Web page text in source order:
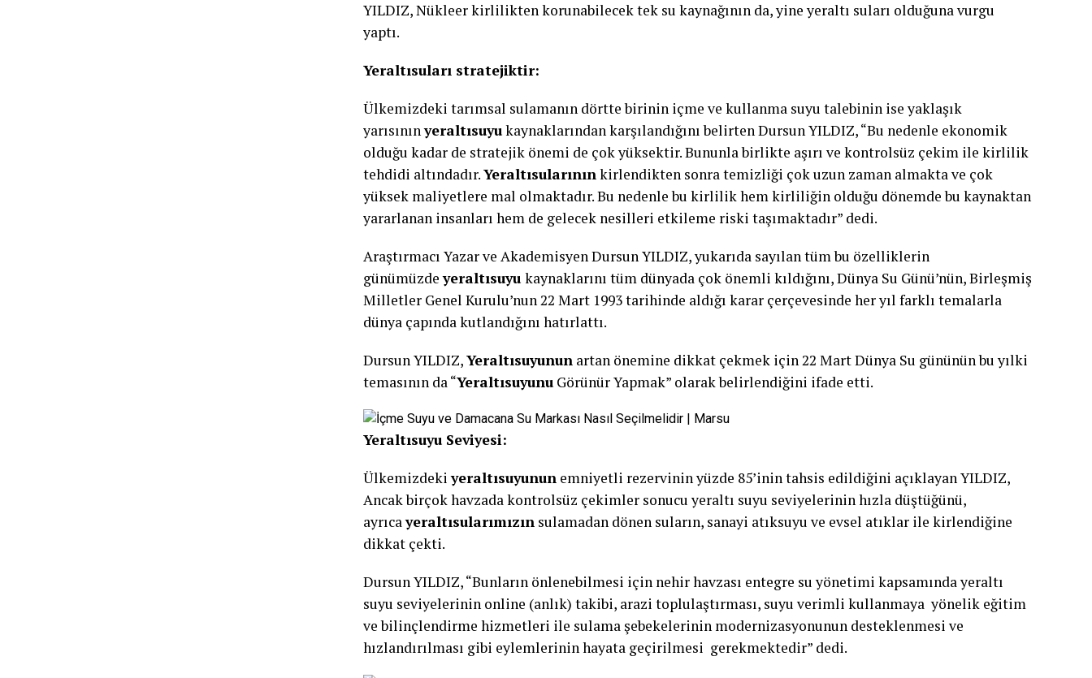
YILDIZ, Nükleer kirlilikten korunabilecek tek su kaynağının da, yine yeraltı suları olduğuna vurgu
yaptı.
Yeraltısuları stratejiktir:
Ülkemizdeki tarımsal sulamanın dörtte birinin içme ve kullanma suyu talebinin ise yaklaşık
yarısınınyeraltısuyukaynaklarından karşılandığını belirten Dursun YILDIZ, “Bu nedenle ekonomik
olduğu kadar de stratejik önemi de çok yüksektir. Bununla birlikte aşırı ve kontrolsüz çekim ile kirlilik
tehdidi altındadır.Yeraltısularınınkirlendikten sonra temizliği çok uzun zaman almakta ve çok
yüksek maliyetlere mal olmaktadır. Bu nedenle bu kirlilik hem kirliliğin olduğu dönemde bu kaynaktan
yararlanan insanları hem de gelecek nesilleri etkileme riski taşımaktadır” dedi.
Araştırmacı Yazar ve Akademisyen Dursun YILDIZ, yukarıda sayılan tüm bu özelliklerin
günümüzdeyeraltısuyu kaynaklarını tüm dünyada çok önemli kıldığını, Dünya Su Günü’nün, Birleşmiş
Milletler Genel Kurulu’nun 22 Mart 1993 tarihinde aldığı karar çerçevesinde her yıl farklı temalarla
dünya çapında kutlandığını hatırlattı.
Dursun YILDIZ,Yeraltısuyunun artan önemine dikkat çekmek için 22 Mart Dünya Su gününün bu yılki
temasının da “Yeraltısuyunu Görünür Yapmak” olarak belirlendiğini ifade etti.
Yeraltısuyu Seviyesi:
Ülkemizdekiyeraltısuyunun emniyetli rezervinin yüzde 85’inin tahsis edildiğini açıklayan YILDIZ,
Ancak birçok havzada kontrolsüz çekimler sonucu yeraltı suyu seviyelerinin hızla düştüğünü,
ayrıcayeraltısularımızın sulamadan dönen suların, sanayi atıksuyu ve evsel atıklar ile kirlendiğine
dikkat çekti.
Dursun YILDIZ, “Bunların önlenebilmesi için nehir havzası entegre su yönetimi kapsamında yeraltı
suyu seviyelerinin online (anlık) takibi, arazi toplulaştırması, suyu verimli kullanmaya yönelik eğitim
ve bilinçlendirme hizmetleri ile sulama şebekelerinin modernizasyonunun desteklenmesi ve
hızlandırılması gibi eylemlerinin hayata geçirilmesi gerekmektedir” dedi.